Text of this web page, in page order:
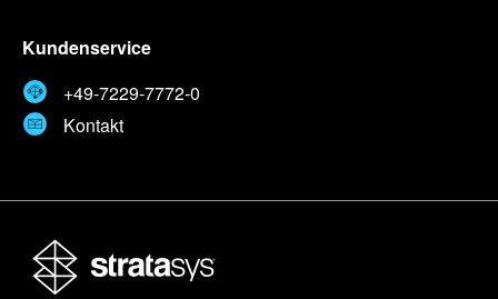
Kundenservice
+49-7229-7772-0
Kontakt